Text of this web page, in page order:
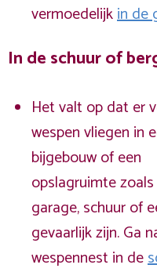
vermoedelijkin de
In de schuur of
Het valt op dat er
wespen vliegen in
bijgebouw of een
opslagruimte
garage, schuur of
gevaarlijk zijn. Ga
wespennest in de